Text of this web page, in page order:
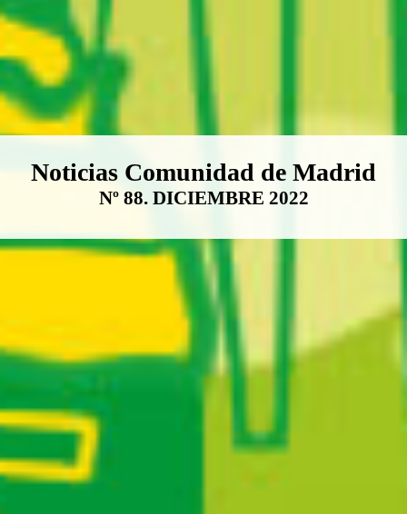
Boletín Noticias Comunidad de
Noticias Comunidad de Madrid
Nº 88. DICIEMBRE 2022